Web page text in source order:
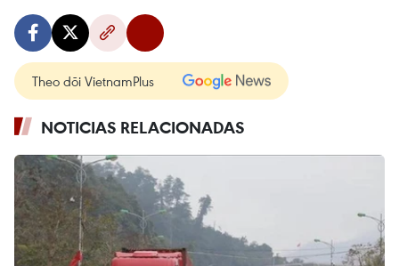
Theo dõi VietnamPlus
NOTICIAS RELACIONADAS